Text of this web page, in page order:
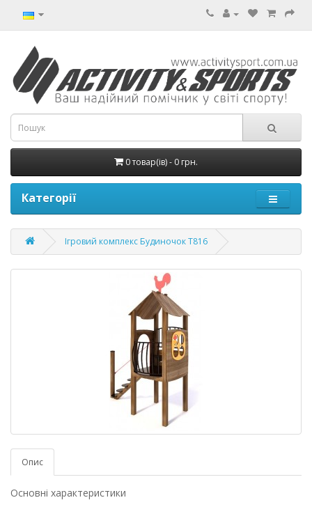
0 товар(ів) - 0 грн.
Категорії
Ігровий комплекс Будиночок T816
Опис
Основні характеристики